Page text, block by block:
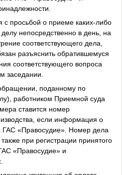
просьбой о приеме каких-либо
непосредственно в день, на
соответствующего дела,
разъяснить обратившемуся
соответствующего вопроса
заседании.
поданному по
работником Приемной суда
ставится номер
если информация о
ГАС «Правосудие». Номер дела
при регистрации принятого
«Правосудие» и